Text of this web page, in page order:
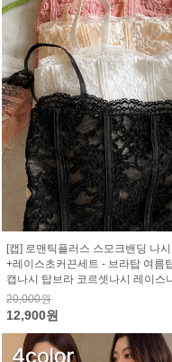
[캡] 로맨틱플러스 스모크밴딩 나
+레이스초커끈세트 - 브라탑 여름
캡나시 탑브라 코르셋나시 레이스
20,000원
12,900원